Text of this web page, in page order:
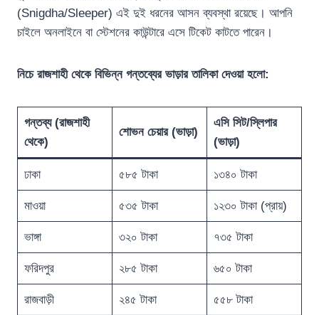
(Snigdha/Sleeper) এই দুই ধরনের আসন ব্যবস্থা রয়েছে। আপনি
চাইলে অনলাইনে বা স্টেশনের কাউন্টারে এসে টিকেট কাটতে পারেন।
নিচে রাজশাহী থেকে বিভিন্ন গন্তব্যের ভাড়ার তালিকা দেওয়া হলো:
গন্তব্য (রাজশাহী
থেকে)
শোভন চেয়ার (ভাড়া)
এসি সিট/স্লিপার
(ভাড়া)
ঢাকা ৫৮৫ টাকা ১৩৪০ টাকা
মাওয়া ৫৩৫ টাকা ১২৩০ টাকা (প্রায়)
ভাঙ্গা ৩২০ টাকা ৭৩৫ টাকা
ফরিদপুর ২৮৫ টাকা ৬৫০ টাকা
রাজবাড়ী ২৪৫ টাকা ৫৫৮ টাকা